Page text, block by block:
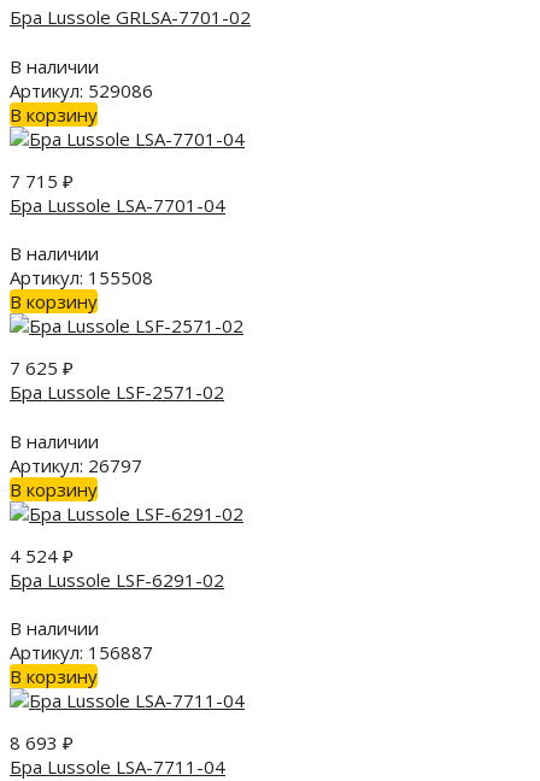
Бра Lussole GRLSA-7701-02
В наличии
Артикул: 529086
В корзину
7 715 ₽
Бра Lussole LSA-7701-04
В наличии
Артикул: 155508
В корзину
7 625 ₽
Бра Lussole LSF-2571-02
В наличии
Артикул: 26797
В корзину
4 524 ₽
Бра Lussole LSF-6291-02
В наличии
Артикул: 156887
В корзину
8 693 ₽
Бра Lussole LSA-7711-04